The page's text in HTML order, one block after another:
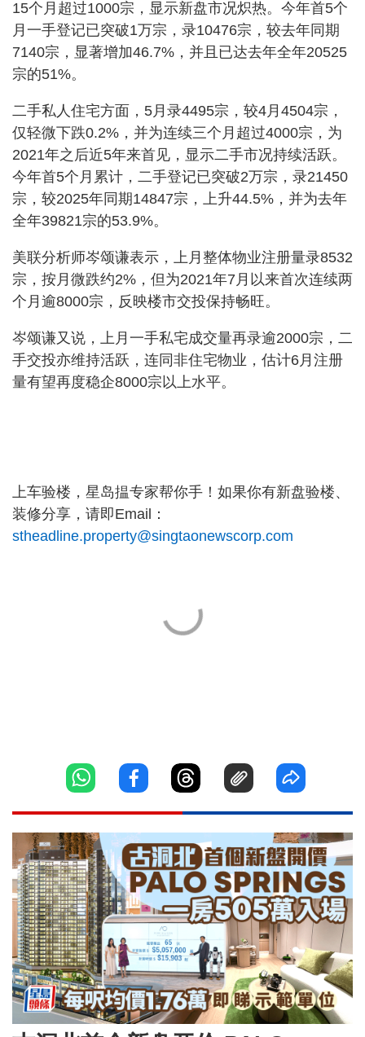
15个月超过1000宗，显示新盘市况炽热。今年首5个
月一手登记已突破1万宗，录10476宗，较去年同期
7140宗，显著增加46.7%，并且已达去年全年20525
宗的51%。
二手私人住宅方面，5月录4495宗，较4月4504宗，
仅轻微下跌0.2%，并为连续三个月超过4000宗，为
2021年之后近5年来首见，显示二手市况持续活跃。
今年首5个月累计，二手登记已突破2万宗，录21450
宗，较2025年同期14847宗，上升44.5%，并为去年
全年39821宗的53.9%。
美联分析师岑颂谦表示，上月整体物业注册量录8532
宗，按月微跌约2%，但为2021年7月以来首次连续两
个月逾8000宗，反映楼市交投保持畅旺。
岑颂谦又说，上月一手私宅成交量再录逾2000宗，二
手交投亦维持活跃，连同非住宅物业，估计6月注册
量有望再度稳企8000宗以上水平。
上车验楼，星岛揾专家帮你手！如果你有新盘验楼、
装修分享，请即Email：
stheadline.property@singtaonewscorp.com